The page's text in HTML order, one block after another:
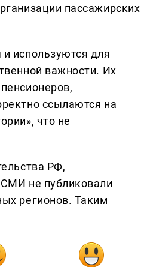
пассажирских
используются для
важности. Их
ссылаются на
что не
РФ,
не публиковали
регионов. Таким